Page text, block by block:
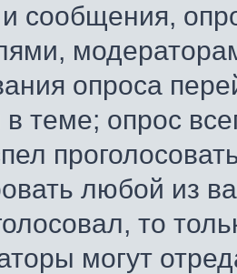
сообщения,
опроса
теме; опрос
любой из
то
могут